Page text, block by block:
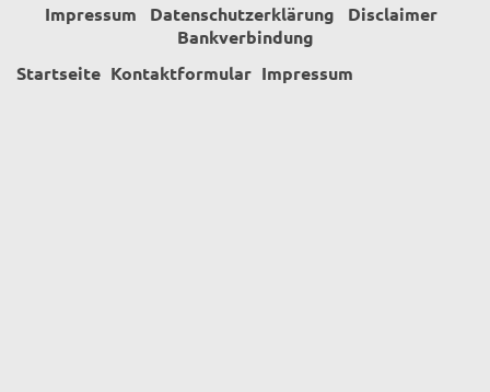
Impressum Datenschutzerklärung
Disclaimer
Bankverbindung
Startseite Kontaktformular Impressum